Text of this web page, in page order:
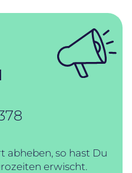
abheben, so hast Du
erwischt.